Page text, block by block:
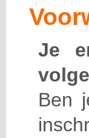
Je
Ben